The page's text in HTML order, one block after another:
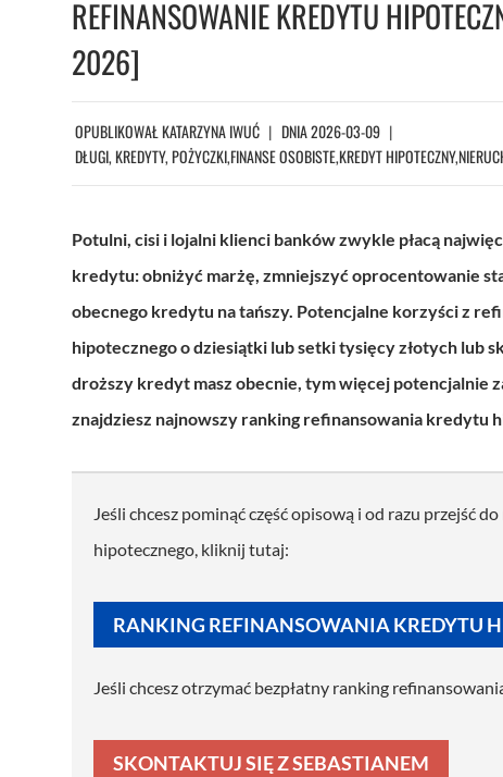
REFINANSOWANIE KREDYTU
2026]
OPUBLIKOWAŁKATARZYNA IWUĆ DNIA2026-03-09
DŁUGI, KREDYTY, POŻYCZKI,FINANSE OSOBISTE,KREDYT HIPOTECZNY,
Potulni, cisi i lojalni klienci banków zwykle płacą
kredytu: obniżyć marżę, zmniejszyć oprocentowanie
obecnego kredytu na tańszy. Potencjalne korzyści z
hipotecznego o dziesiątki lub setki tysięcy złotych lub
droższy kredyt masz obecnie, tym więcej potencjalnie
znajdziesz najnowszy ranking refinansowania kredytu
Jeśli chcesz pominąć część opisową i od razu przejść
hipotecznego, kliknij tutaj:
RANKING REFINANSOWANIA KREDYTU
Jeśli chcesz otrzymać bezpłatny ranking
SKONTAKTUJ SIĘ Z SEBASTIANEM